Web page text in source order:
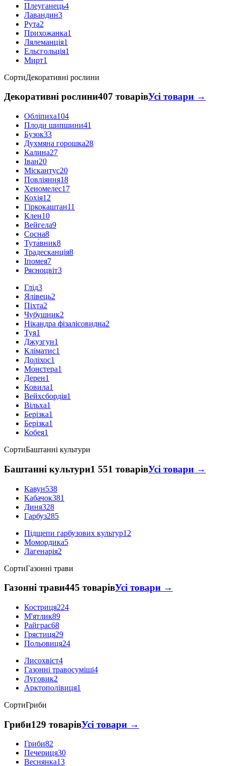
Плеуганець4
Лавандин3
Рута2
Прихожанка1
Лялеманція1
Ельсгольція1
Мирт1
СортиДекоративні рослини
Декоративні рослини407 товарівУсі товари →
Обліпиха104
Плоди шипшини41
Бузок33
Духмяна горошка28
Калина27
Іван20
Міскантус20
Повліяння18
Хеномеле́с17
Кохія12
Гіркокаштан11
Клен10
Вейгела9
Сосна8
Тута́вник8
Традесканція8
Іпомея7
Рясноцвіт3
Глід3
Ялівець2
Піхта2
Чубушник2
Нікандра фізалісовидна2
Туя1
Джузгун1
Кліматис1
Доліхос1
Мо́нстера1
Дерен1
Ковила1
Вейхсбордія1
Вільха1
Берізка1
Берізка1
Кобея1
СортиБаштанні культури
Баштанні культури1 551 товарівУсі товари →
Кавун538
Кабачок381
Диня328
Гарбуз285
Підщепи гарбузових культур12
Момордика5
Лагенарія2
СортиГазонні трави
Газонні трави445 товарівУсі товари →
Костриця224
М'ятлик89
Райграс68
Грястиця29
Польовиця24
Лисохвіст4
Газонні травосуміші4
Луговик2
Арктополівиця1
СортиГриби
Гриби129 товарівУсі товари →
Гриби82
Печериця30
Веснянка13